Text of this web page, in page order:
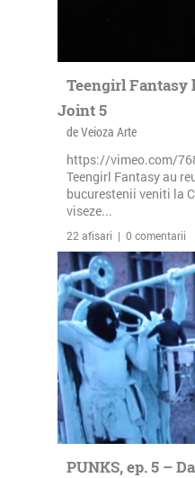
Teengirl Fantasy
Joint 5
de Veioza Arte
https://vimeo.com/
Teengirl Fantasy au
bucurestenii veniti la
viseze...
22 afisari | 0 comentarii
PUNKS, ep. 5 –